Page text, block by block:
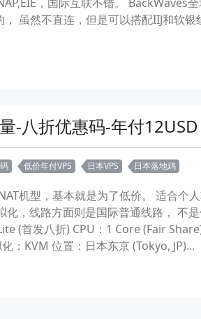
虽然不直连，但是可以搭配IIJ和软
-八折优惠码-年付12USD
低价年付VPS 日本VPS 日本落地鸡
机型，基本就是为了低价。 适合个
，线路方面则是国际普通线路， 不
(首发八折) CPU：1 Core (Fair
：KVM 位置：日本东京 (Tokyo, JP)...